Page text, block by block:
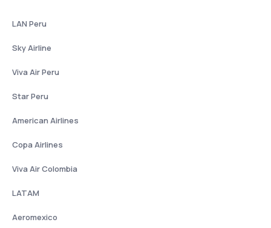
LAN Peru
Sky Airline
Viva Air Peru
Star Peru
American Airlines
Copa Airlines
Viva Air Colombia
LATAM
Aeromexico